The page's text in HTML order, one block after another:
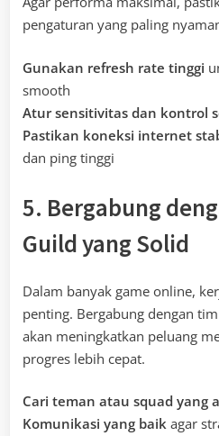
pengaturan yang paling
Gunakan refresh rate tinggi
smooth
Atur sensitivitas dan kontrol
Pastikan koneksi internet
dan ping tinggi
5. Bergabung
Guild yang Solid
Dalam banyak game online,
penting. Bergabung dengan
akan meningkatkan peluang
progres lebih cepat.
Cari teman atau squad yang
Komunikasi yang baik agar